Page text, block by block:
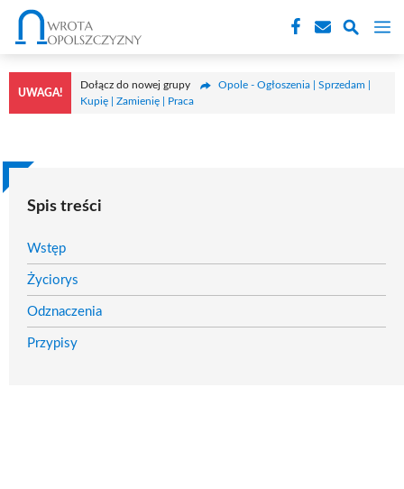
Przejdź
treści
UWAGA!
Dołącz do nowej grupy
Opole - Ogłoszenia | Sprzedam |
Kupię | Zamienię | Praca
Spis treści
Wstęp
Życiorys
Odznaczenia
Przypisy